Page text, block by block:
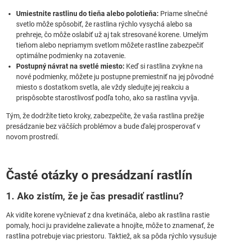
Umiestnite rastlinu do tieňa alebo polotieňa: Priame slnečné
svetlo môže spôsobiť, že rastlina rýchlo vysychá alebo sa
prehreje, čo môže oslabiť už aj tak stresované korene. Umelým
tieňom alebo nepriamym svetlom môžete rastline zabezpečiť
optimálne podmienky na zotavenie.
Postupný návrat na svetlé miesto: Keď si rastlina zvykne na
nové podmienky, môžete ju postupne premiestniť na jej pôvodné
miesto s dostatkom svetla, ale vždy sledujte jej reakciu a
prispôsobte starostlivosť podľa toho, ako sa rastlina vyvíja.
Tým, že dodržíte tieto kroky, zabezpečíte, že vaša rastlina prežije
presádzanie bez väčších problémov a bude ďalej prosperovať v
novom prostredí.
Časté otázky o presádzaní rastlín
1. Ako zistím, že je čas presadiť rastlinu?
Ak vidíte korene vyčnievať z dna kvetináča, alebo ak rastlina rastie
pomaly, hoci ju pravidelne zalievate a hnojíte, môže to znamenať, že
rastlina potrebuje viac priestoru. Taktiež, ak sa pôda rýchlo vysušuje